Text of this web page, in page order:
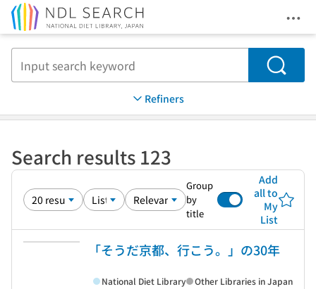
Search
Refiners
Search results 123
Group
by
title
Add
all to
My
List
「そうだ京都、行こう。」の30年
National Diet Library Other Libraries in Japan